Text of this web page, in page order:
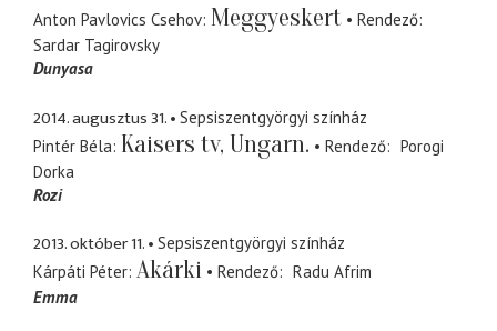
Anton Pavlovics Csehov Meggyeskert
Rendező
Sardar Tagirovsky
Dunyasa
2014. augusztus 31.
Sepsiszentgyörgyi színház
Pintér Béla Kaisers tv, Ungarn. Rendező
Porogi
Dorka
Rozi
2013. október 11.
Sepsiszentgyörgyi színház
Kárpáti Péter Akárki Rendező
Radu Afrim
Emma